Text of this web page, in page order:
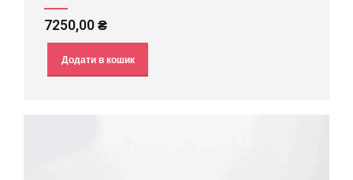
7250,00₴
Додати в кошик